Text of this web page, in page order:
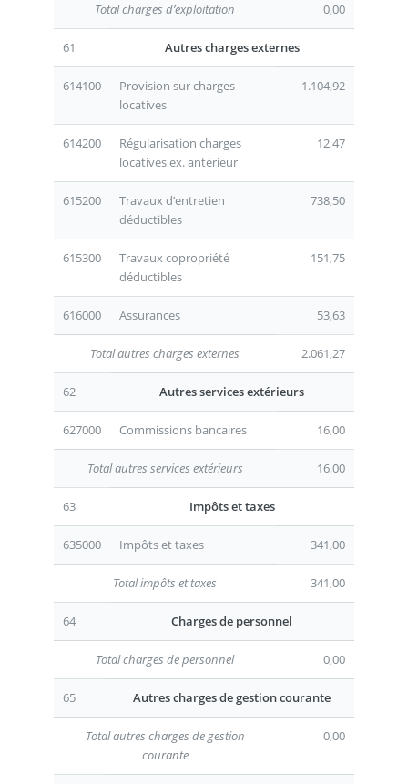
Total charges d’exploitation 0,00
61 Autres charges externes
614100
Provision sur charges
locatives
1.104,92
614200
Régularisation charges
locatives ex. antérieur
12,47
615200
Travaux d’entretien
déductibles
738,50
615300
Travaux copropriété
déductibles
151,75
616000 Assurances 53,63
Total autres charges externes 2.061,27
62 Autres services extérieurs
627000 Commissions bancaires 16,00
Total autres services extérieurs 16,00
63 Impôts et taxes
635000 Impôts et taxes 341,00
Total impôts et taxes 341,00
64 Charges de personnel
Total charges de personnel 0,00
65 Autres charges de gestion courante
Total autres charges de gestion
courante
0,00